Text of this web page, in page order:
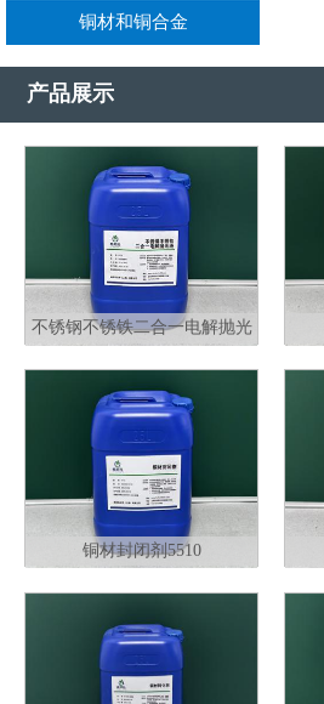
铜材和铜合金
产品展示
不锈钢不锈铁二合一电解抛光
铜材封闭剂5510